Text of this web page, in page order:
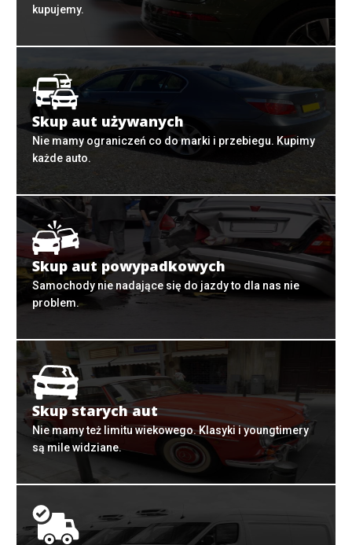
kupujemy.
Skup aut używanych
Nie mamy ograniczeń co do marki i przebiegu. Kupimy
każde auto.
Skup aut powypadkowych
Samochody nie nadające się do jazdy to dla nas nie
problem.
Skup starych aut
Nie mamy też limitu wiekowego. Klasyki i youngtimery
są mile widziane.